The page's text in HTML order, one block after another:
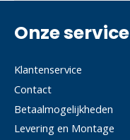
Onze service
Klantenservice
Contact
Betaalmogelijkheden
Levering en Montage